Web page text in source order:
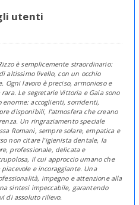
utenti
è semplicemente straordinario:
altissimo livello, con un occhio
Ogni lavoro è preciso, armonioso e
Le segretarie Vittoria e Gaia sono
enorme: accoglienti, sorridenti,
disponibili, l’atmosfera che creano
Un ringraziamento speciale
Romani, sempre solare, empatica e
non citare l’igienista dentale, la
professionale, delicata e
il cui approccio umano che
e incoraggiante. Una
impegno e attenzione alla
sintesi impeccabile, garantendo
di assoluto rilievo.